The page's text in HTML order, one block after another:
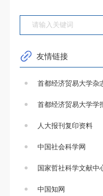
友情链接
首都经济贸易大学杂
首都经济贸易大学学
人大报刊复印资料
中国社会科学网
国家哲社科学文献中
中国知网